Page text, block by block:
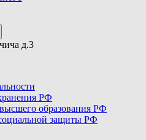
д.3
РФ
образования РФ
защиты РФ